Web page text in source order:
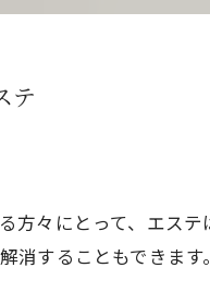
テ
方々にとって、エス
消することもできま